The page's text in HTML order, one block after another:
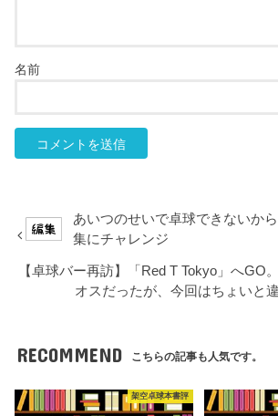
名前
あいつのせいで卓球できないか
集にチャレンジ
【卓球バー再訪】「Red T Tokyo」へGO
オスだったが、今回はちょいと
RECOMMEND こちらの記事も人気です。
架空卓球本書評